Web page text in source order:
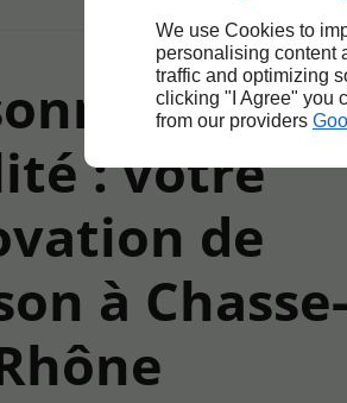
We use Cookies to
personalising content
traffic and optimizing
clicking "I Agree" you
from our providers
: votre
de
à Chasse-